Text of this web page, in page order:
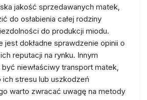
jakość sprzedawanych matek,
do osłabienia całej rodziny
do produkcji miodu.
jest dokładne sprawdzenie opinii o
reputacji na rynku. Innym
niewłaściwy transport matek,
stresu lub uszkodzeń
warto zwracać uwagę na metody